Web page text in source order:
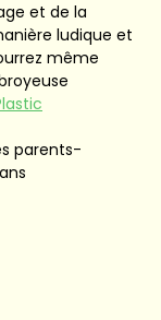
et de la
ludique et
même
parents-